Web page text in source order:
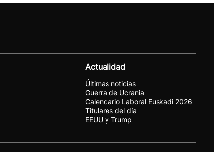
Actualidad
Últimas noticias
Guerra de Ucrania
Calendario Laboral Euskadi 2026
Titulares del día
EEUU y Trump